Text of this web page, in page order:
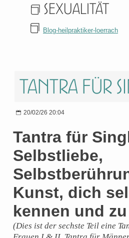
Sexualität
Blog-heilpraktiker-loerrach
Tantra für
20/02/26 20:04
Tantra für
Selbstliebe,
Kunst, dich
kennen und
(Dies ist der sechste Teil eine